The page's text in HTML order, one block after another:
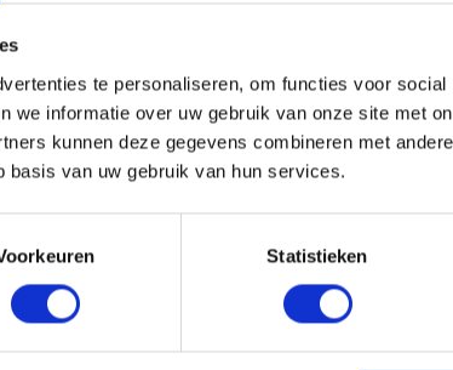
te personaliseren, om functies voor
we informatie over uw gebruik van onze site met
kunnen deze gegevens combineren met
van uw gebruik van hun services.
Statistieken
analyseren. Je ziet in een grafiek wanneer
voor seizoensproducten, maar ook als je